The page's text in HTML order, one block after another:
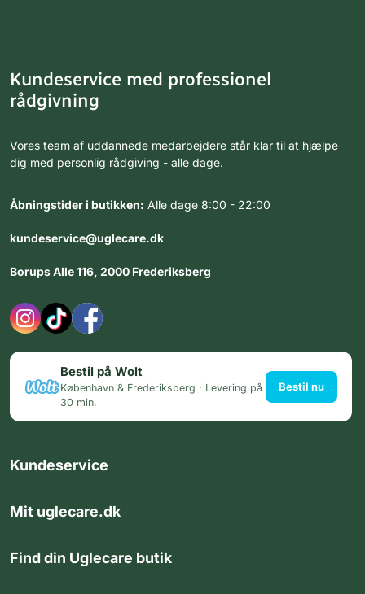
Kundeservice med professionel
rådgivning
Vores team af uddannede medarbejdere står klar til at hjælpe
dig med personlig rådgiving - alle dage.
Åbningstider i butikken: Alle dage 8:00 - 22:00
kundeservice@uglecare.dk
Borups Alle 116, 2000 Frederiksberg
Bestil på Wolt
København & Frederiksberg · Levering på
30 min.
Bestil nu
Kundeservice
Mit uglecare.dk
Find din Uglecare butik